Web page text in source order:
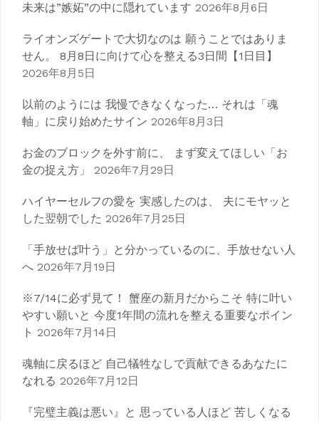
未来は”嫉妬”の中に隠れています 2026年8月6日
ライオンズゲートで大切なのは 願うことではありま
せん。 8月8日に向けて心を整える3日間【1日目】
2026年8月5日
以前のようには 我慢できなくなった… それは「魂
軸」に戻り始めたサイン 2026年8月3日
お金のブロックを外す前に、 まず変えてほしい「お
金の捉え方」
2026年7月29日
ハイヤーセルフの愛を 実感したのは、 夫にモヤッと
した翌朝でした 2026年7月25日
「手放せば叶う」と分かっているのに、手放せない人
へ 2026年7月19日
※7/14に必ず見て！ 蟹座の新月だからこそ 特に叶い
やすい願いと 今度1年間の流れを整える重要なポイン
ト 2026年7月14日
魂軸に戻るほど 自己犠牲なしで貢献できるあなたに
なれる 2026年7月12日
『完璧主義は悪い』と 思っている人ほど 苦しくなる